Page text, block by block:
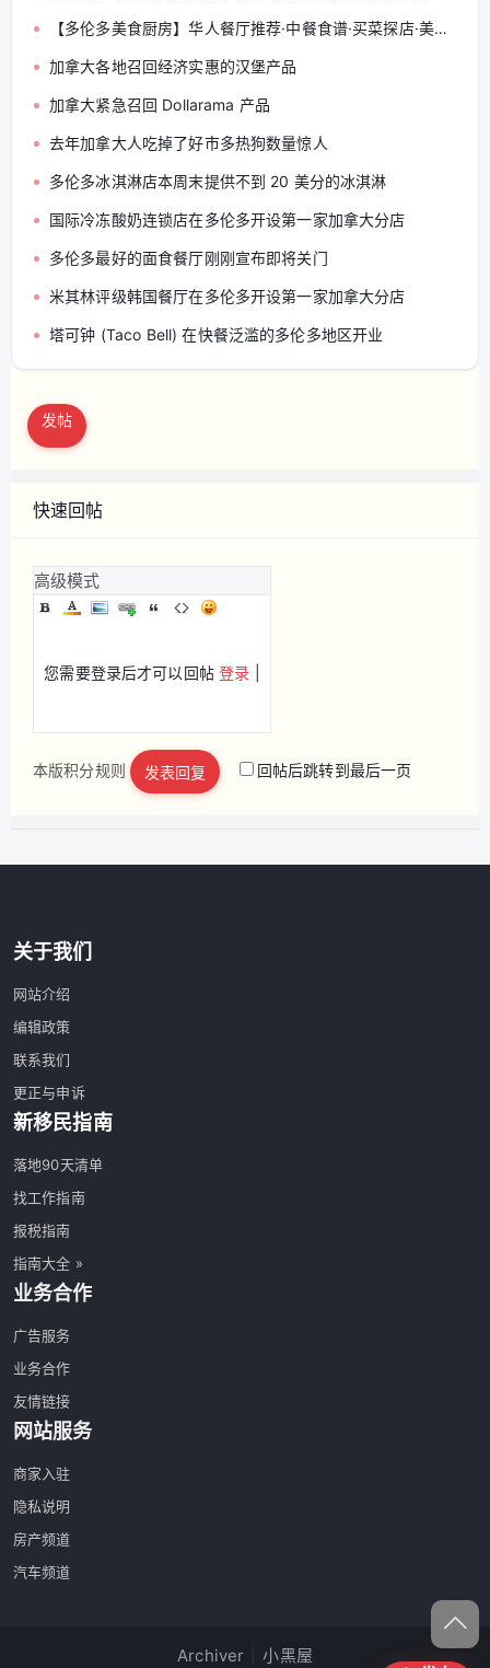
【多伦多美食厨房】华人餐厅推荐·中餐食谱·买菜探店·美食交流 — 分享你的多伦多味道
加拿大各地召回经济实惠的汉堡产品
加拿大紧急召回 Dollarama 产品
去年加拿大人吃掉了好市多热狗数量惊人
多伦多冰淇淋店本周末提供不到 20 美分的冰淇淋
国际冷冻酸奶连锁店在多伦多开设第一家加拿大分店
多伦多最好的面食餐厅刚刚宣布即将关门
米其林评级韩国餐厅在多伦多开设第一家加拿大分店
塔可钟 (Taco Bell) 在快餐泛滥的多伦多地区开业
发帖
快速回帖
高级模式
您需要登录后才可以回帖登录
立即注册
本版积分规则 发表回复 回帖后跳转到最后一页
关于我们
网站介绍
编辑政策
联系我们
更正与申诉
新移民指南
落地90天清单
找工作指南
报税指南
指南大全 »
业务合作
广告服务
业务合作
友情链接
网站服务
商家入驻
隐私说明
房产频道
汽车频道
Archiver 小黑屋